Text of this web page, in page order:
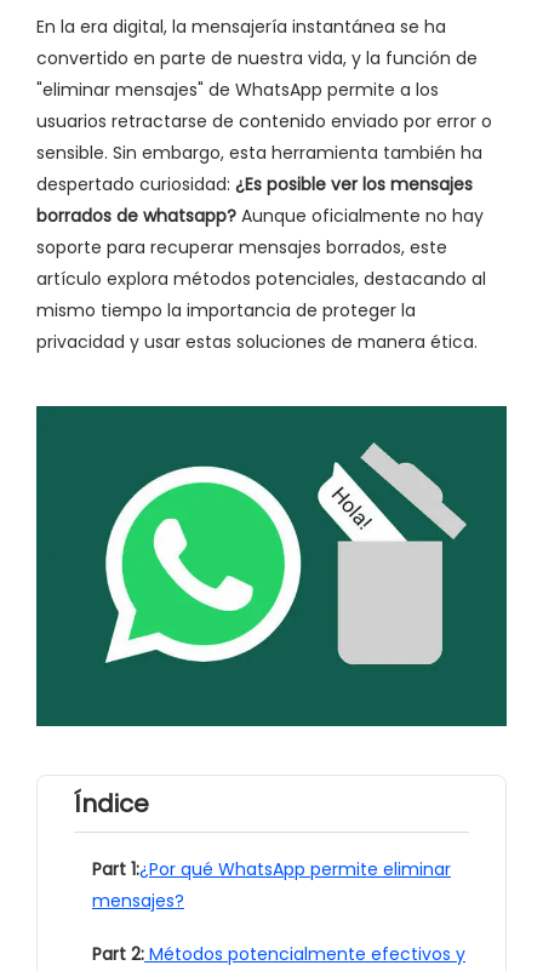
En la era digital, la mensajería instantánea se ha
convertido en parte de nuestra vida, y la función de
"eliminar mensajes" de WhatsApp permite a los
usuarios retractarse de contenido enviado por error o
sensible. Sin embargo, esta herramienta también ha
despertado curiosidad: ¿Es posible ver los mensajes
borrados de whatsapp? Aunque oficialmente no hay
soporte para recuperar mensajes borrados, este
artículo explora métodos potenciales, destacando al
mismo tiempo la importancia de proteger la
privacidad y usar estas soluciones de manera ética.
Índice
Part 1:¿Por qué WhatsApp permite eliminar
mensajes?
Part 2: Métodos potencialmente efectivos y